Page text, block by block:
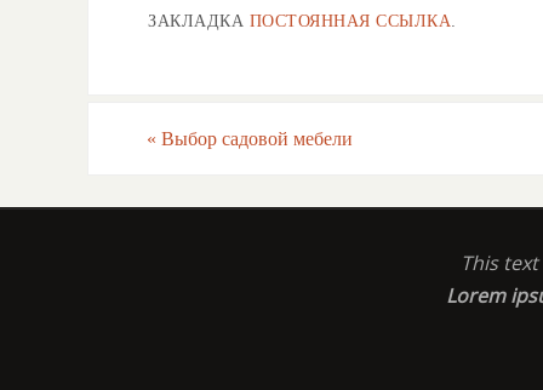
ЗАКЛАДКА ПОСТОЯННАЯ ССЫЛКА
« Выбор садовой мебели
This
Lorem